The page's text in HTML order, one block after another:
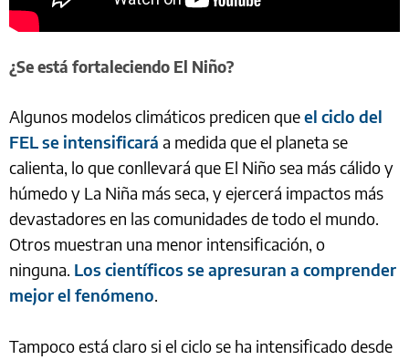
¿Se está fortaleciendo El Niño?
Algunos modelos climáticos predicen queel ciclo del
FEL se intensificará a medida que el planeta se
calienta, lo que conllevará que El Niño sea más cálido y
húmedo y La Niña más seca, y ejercerá impactos más
devastadores en las comunidades de todo el mundo.
Otros muestran una menor intensificación, o
ninguna. Los científicos se apresuran a comprender
mejor el fenómeno.
Tampoco está claro si el ciclo se ha intensificado desde